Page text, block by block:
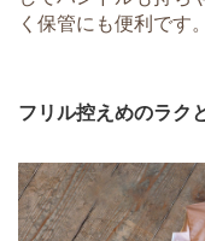
く保管にも便利です。
フリル控えめのラク